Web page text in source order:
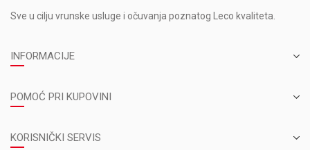
Sve u cilju vrunske usluge i očuvanja poznatog Leco kvaliteta.
INFORMACIJE
POMOĆ PRI KUPOVINI
KORISNIČKI SERVIS